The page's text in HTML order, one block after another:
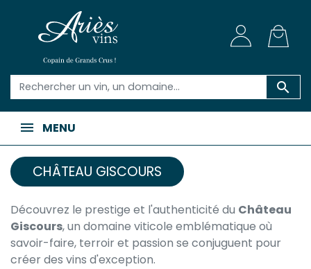

MENU
CHÂTEAU GISCOURS
Découvrez le prestige et l'authenticité du Château
Giscours, un domaine viticole emblématique où
savoir-faire, terroir et passion se conjuguent pour
créer des vins d'exception.